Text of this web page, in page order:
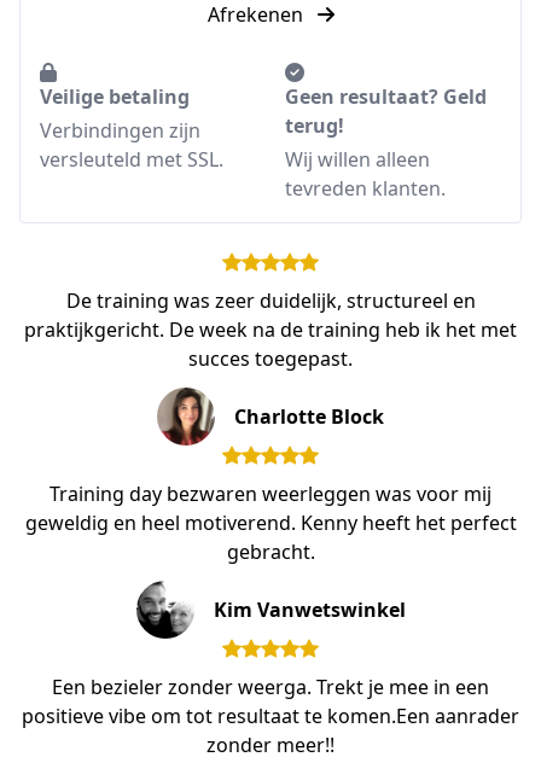
Afrekenen
Veilige betaling
Verbindingen zijn
versleuteld met SSL.
Geen resultaat? Geld
terug!
Wij willen alleen
tevreden klanten.
De training was zeer duidelijk, structureel en
praktijkgericht. De week na de training heb ik het met
succes toegepast.
Charlotte Block
Training day bezwaren weerleggen was voor mij
geweldig en heel motiverend. Kenny heeft het perfect
gebracht.
Kim Vanwetswinkel
Een bezieler zonder weerga. Trekt je mee in een
positieve vibe om tot resultaat te komen.Een aanrader
zonder meer!!